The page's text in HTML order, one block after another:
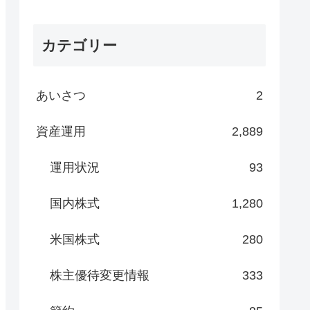
カテゴリー
あいさつ 2
資産運用 2,889
運用状況 93
国内株式 1,280
米国株式 280
株主優待変更情報 333